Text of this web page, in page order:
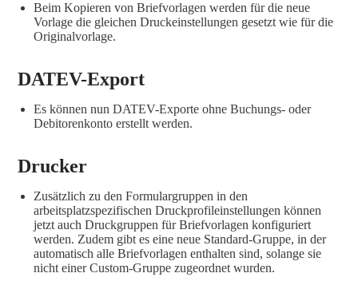
Beim Kopieren von Briefvorlagen werden für die neue
Vorlage die gleichen Druckeinstellungen gesetzt wie für die
Originalvorlage.
DATEV-Export
Es können nun DATEV-Exporte ohne Buchungs- oder
Debitorenkonto erstellt werden.
Drucker
Zusätzlich zu den Formulargruppen in den
arbeitsplatzspezifischen Druckprofileinstellungen können
jetzt auch Druckgruppen für Briefvorlagen konfiguriert
werden. Zudem gibt es eine neue Standard-Gruppe, in der
automatisch alle Briefvorlagen enthalten sind, solange sie
nicht einer Custom-Gruppe zugeordnet wurden.